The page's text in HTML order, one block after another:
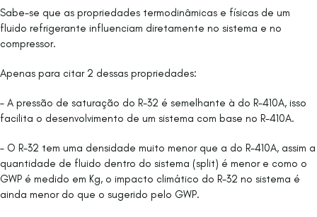
Sabe-se que as propriedades termodinâmicas e físicas de um
fluido refrigerante influenciam diretamente no sistema e no
compressor.
Apenas para citar 2 dessas propriedades:
– A pressão de saturação do R-32 é semelhante à do R-410A, isso
facilita o desenvolvimento de um sistema com base no R-410A.
– O R-32 tem uma densidade muito menor que a do R-410A, assim a
quantidade de fluido dentro do sistema (split) é menor e como o
GWP é medido em Kg, o impacto climático do R-32 no sistema é
ainda menor do que o sugerido pelo GWP.